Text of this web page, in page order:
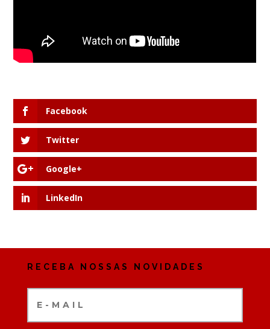
Facebook
Twitter
Google+
LinkedIn
RECEBA NOSSAS NOVIDADES